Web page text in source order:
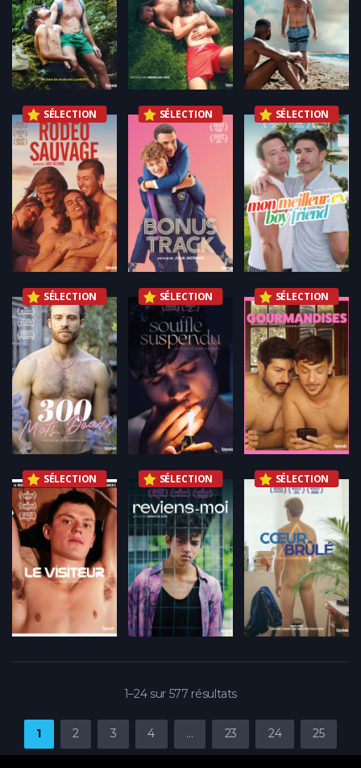
SÉLECTION SÉLECTION SÉLECTION
SÉLECTION SÉLECTION SÉLECTION
SÉLECTION SÉLECTION SÉLECTION
1–24 sur 577 résultats
1 2 3 4 … 23 24 25